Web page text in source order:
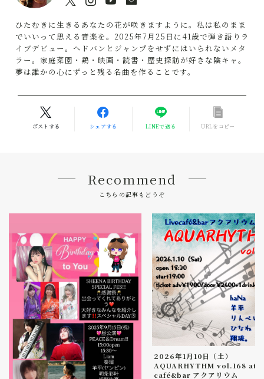
ひたむきに生きるあなたの花が咲きますように。私は私のまま
でいいって思える音楽を。2025年7月25日に41歳で弾き語りラ
イブデビュー。ヘドバンとジャンプをせずにはいられないメタ
ラー。家庭菜園・鶏・映画・読書・歴史探訪が好きな陰キャ。
夢は誰かの心にずっと残る名曲を作ることです。
ポストする シェアする LINEで送る URLをコピー
Recommend
こちらの記事もどうぞ
2026年1月10日（土）
AQUARHYTHM vol.168 at
café&bar アクアリウム